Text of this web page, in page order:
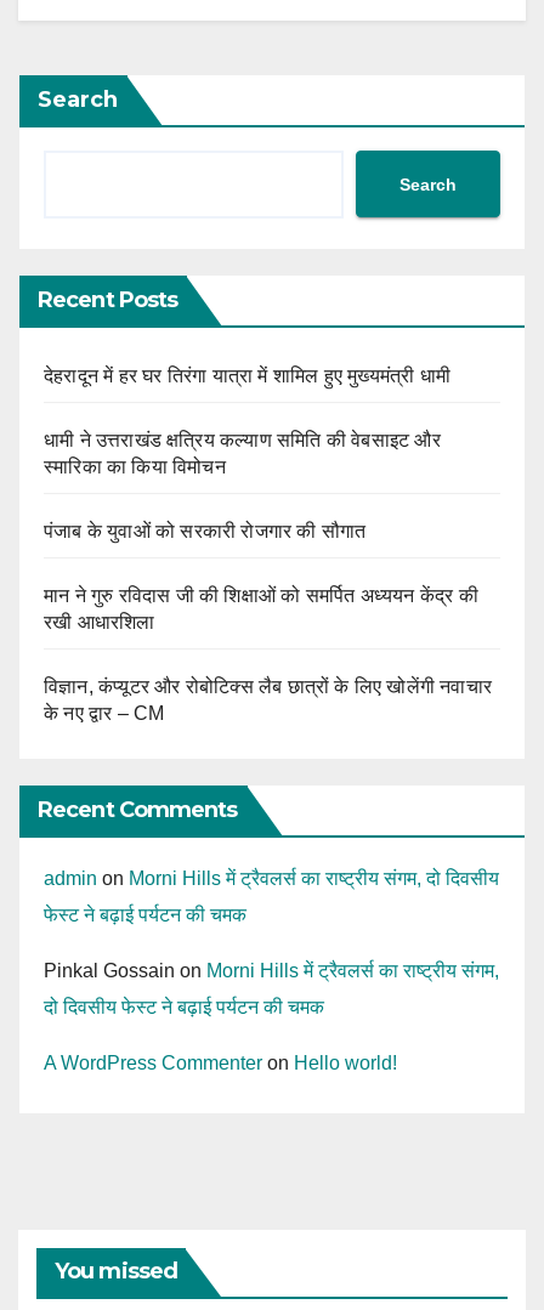
Search
Search
Recent Posts
देहरादून में हर घर तिरंगा यात्रा में शामिल हुए मुख्यमंत्री धामी
धामी ने उत्तराखंड क्षत्रिय कल्याण समिति की वेबसाइट और
स्मारिका का किया विमोचन
पंजाब के युवाओं को सरकारी रोजगार की सौगात
मान ने गुरु रविदास जी की शिक्षाओं को समर्पित अध्ययन केंद्र की
रखी आधारशिला
विज्ञान, कंप्यूटर और रोबोटिक्स लैब छात्रों के लिए खोलेंगी नवाचार
के नए द्वार – CM
Recent Comments
admin on Morni Hills में ट्रैवलर्स का राष्ट्रीय संगम, दो दिवसीय
फेस्ट ने बढ़ाई पर्यटन की चमक
Pinkal Gossain on Morni Hills में ट्रैवलर्स का राष्ट्रीय संगम,
दो दिवसीय फेस्ट ने बढ़ाई पर्यटन की चमक
A WordPress Commenter on Hello world!
You missed